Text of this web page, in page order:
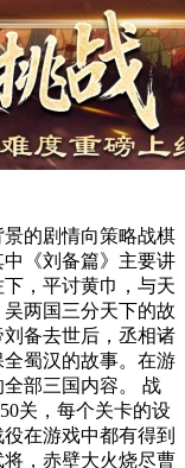
景的剧情向策略战棋
《刘备篇》主要讲
，平讨黄巾，与天
两国三分天下的故
备去世后，丞相诸
蜀汉的故事。在游
部三国内容。 战
关，每个关卡的设
在游戏中都有得到
，赤壁大火烧尽曹